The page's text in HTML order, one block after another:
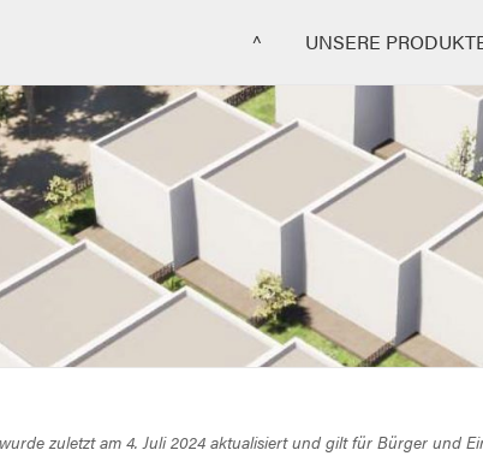
^ UNSERE
zuletzt am 4. Juli 2024 aktualisiert und gilt für Bürger und